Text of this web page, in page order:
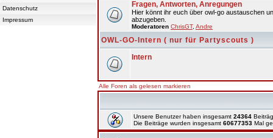
Datenschutz
Impressum
Fragen, Antworten, Anregungen
Hier könnt ihr euch über owl-go austauschen
abzugeben.
Moderatoren ChrisGT, Andre
OWL-GO-Intern ( nur für Partyscouts )
Intern
Alle Foren als gelesen markieren
Unsere Benutzer haben insgesamt 24364
Die Beiträge wurden insgesamt 60677353 Mal